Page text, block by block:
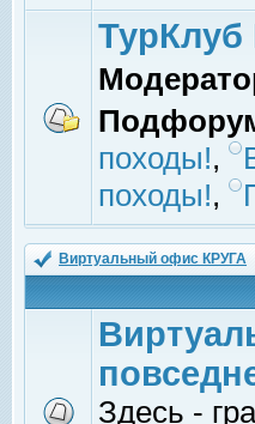
ТурКлуб
походы!,
походы!,
Виртуальный офис КРУГА
Здесь -